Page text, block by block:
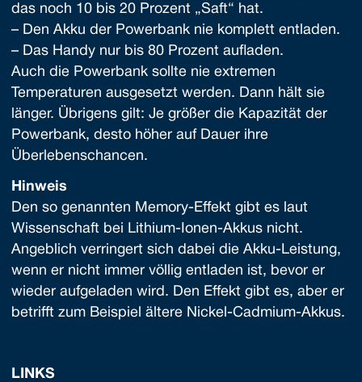
das noch 10 bis 20 Prozent „Saft“ hat.
– Den Akku der Powerbank nie komplett entladen.
– Das Handy nur bis 80 Prozent aufladen.
Auch die Powerbank sollte nie extremen
Temperaturen ausgesetzt werden. Dann hält sie
länger. Übrigens gilt: Je größer die Kapazität der
Powerbank, desto höher auf Dauer ihre
Überlebenschancen.
Hinweis
Den so genannten Memory-Effekt gibt es laut
Wissenschaft bei Lithium-Ionen-Akkus nicht.
Angeblich verringert sich dabei die Akku-Leistung,
wenn er nicht immer völlig entladen ist, bevor er
wieder aufgeladen wird. Den Effekt gibt es, aber er
betrifft zum Beispiel ältere Nickel-Cadmium-Akkus.
LINKS